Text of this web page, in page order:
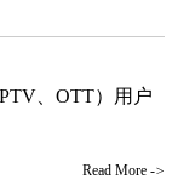
、OTT）用户
Read More ->